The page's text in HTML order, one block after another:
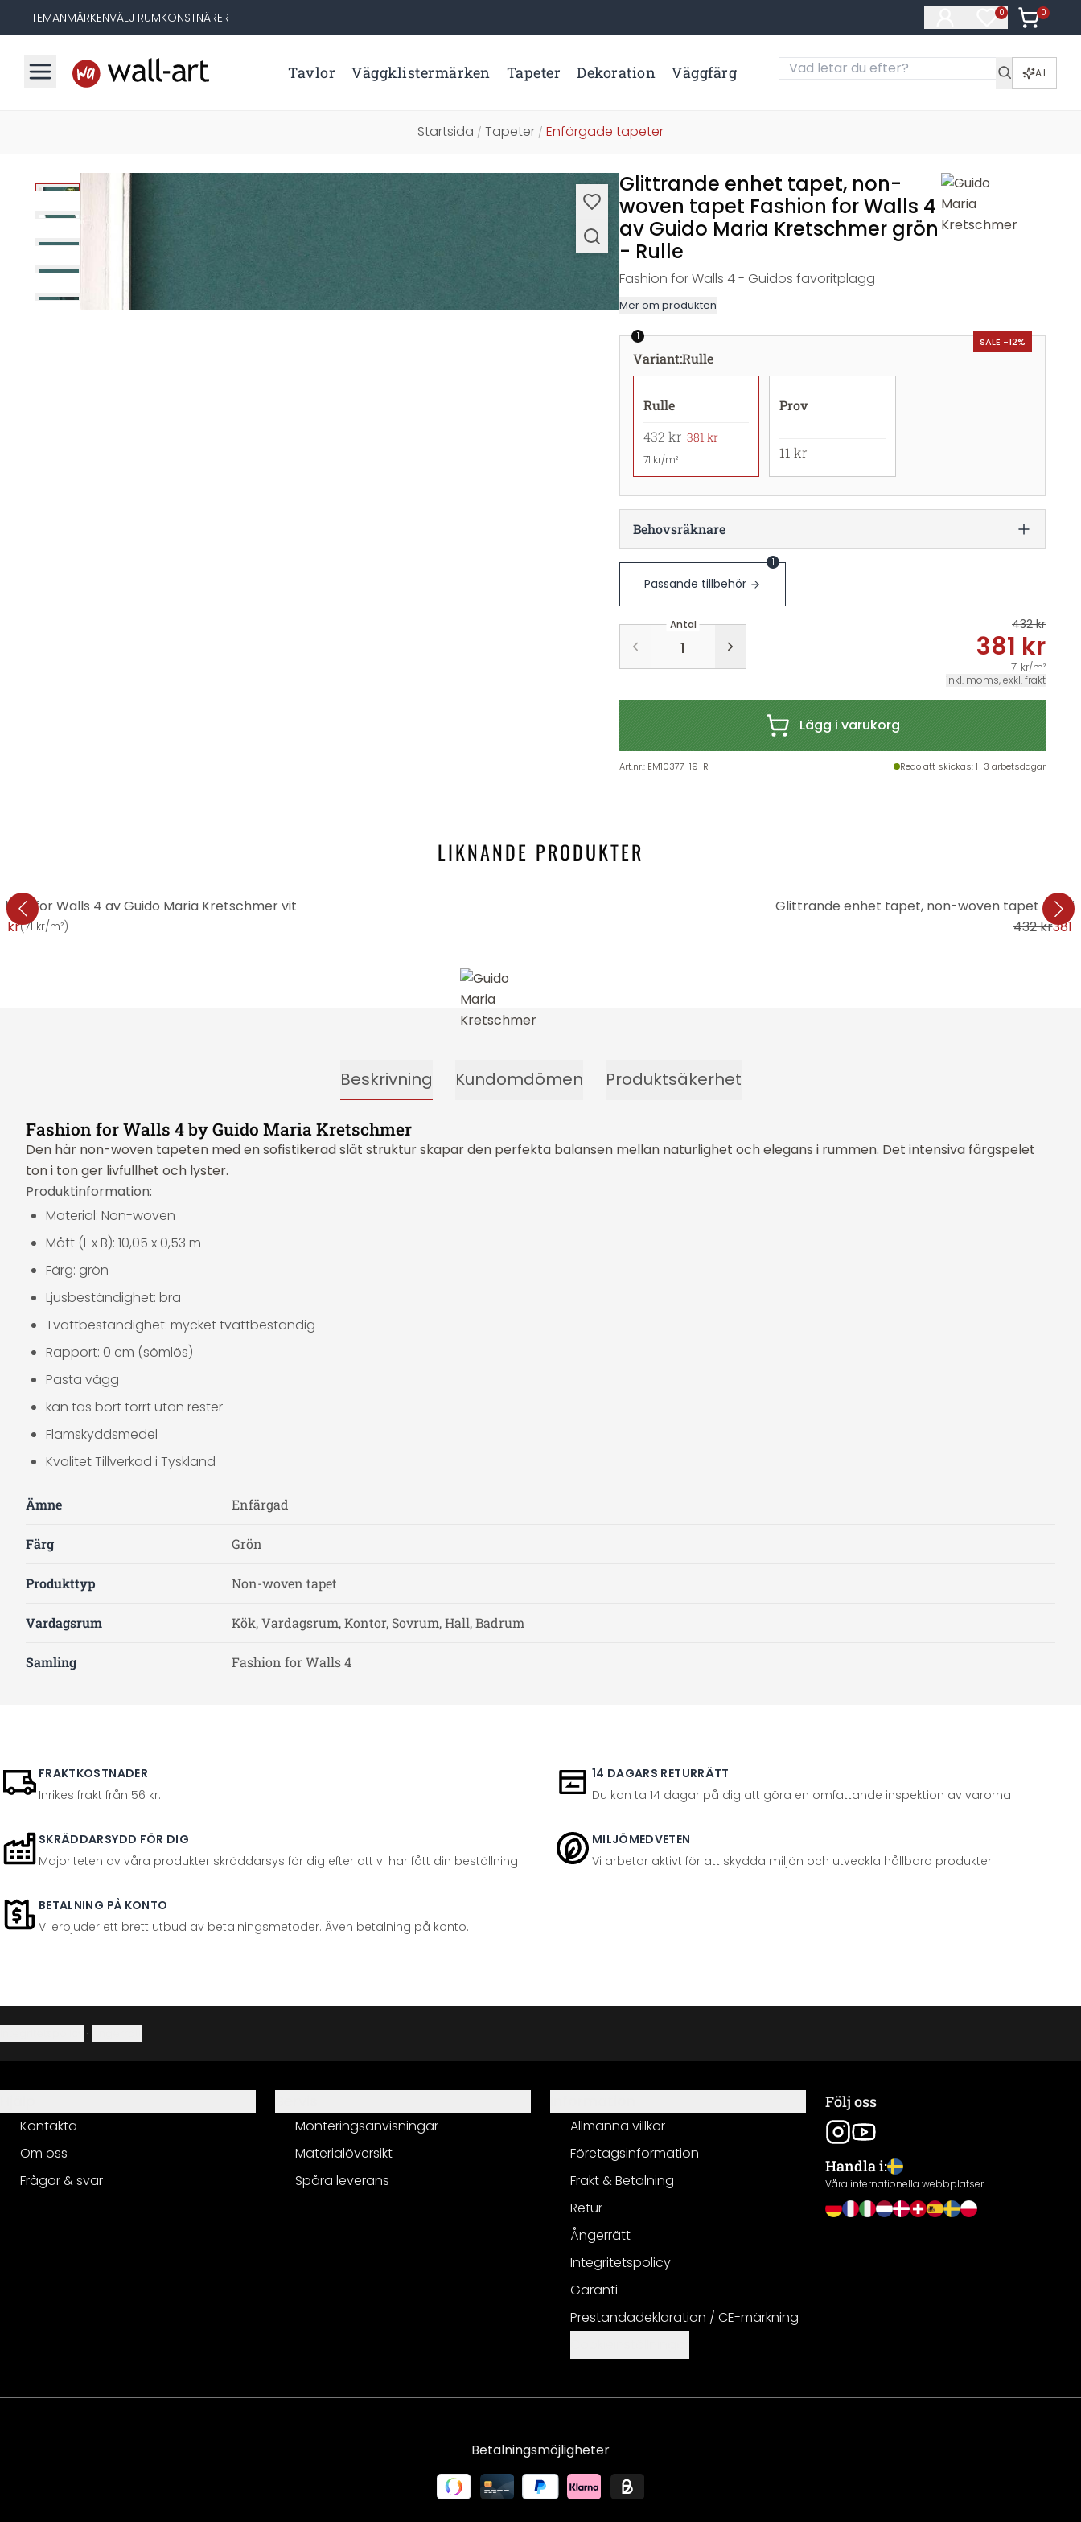
TEMANMÄRKENVÄLJ RUMKONSTNÄRER 0
Artiklar på
0
Artiklar i
Tavlor Väggklistermärken Tapeter Dekoration Väggfärg AI
Startsida / Tapeter / Enfärgade tapeter
Glittrande enhet tapet, non-
woven tapet Fashion for Walls 4
av Guido Maria Kretschmer grön
- Rulle
Fashion for Walls 4 - Guidos favoritplagg
Mer om produkten
SALE -12%
1
Variant:Rulle
Rulle
432 kr 381 kr
71 kr/m²
Prov
11 kr
Behovsräknare
Passande tillbehör
1
Antal 432 kr
381 kr
71 kr/m²
inkl. moms, exkl. frakt
Lägg i varukorg
Art.nr.: EM10377-19-R Redo att skickas: 1–3 arbetsdagar
LIKNANDE PRODUKTER
for Walls 4 av Guido Maria Kretschmer vit
kr(71 kr/m²)
Glittrande enhet tapet, non-woven tapet
432 kr381
Beskrivning Kundomdömen Produktsäkerhet
Fashion for Walls 4 by Guido Maria Kretschmer
Den här non-woven tapeten med en sofistikerad slät struktur skapar den perfekta balansen mellan naturlighet och elegans i rummen. Det intensiva färgspelet
ton i ton ger livfullhet och lyster.
Produktinformation:
Material: Non-woven
Mått (L x B): 10,05 x 0,53 m
Färg: grön
Ljusbeständighet: bra
Tvättbeständighet: mycket tvättbeständig
Rapport: 0 cm (sömlös)
Pasta vägg
kan tas bort torrt utan rester
Flamskyddsmedel
Kvalitet Tillverkad i Tyskland
Ämne Enfärgad
Färg Grön
Produkttyp Non-woven tapet
Vardagsrum Kök, Vardagsrum, Kontor, Sovrum, Hall, Badrum
Samling Fashion for Walls 4
FRAKTKOSTNADER
Inrikes frakt från 56 kr.
14 DAGARS RETURRÄTT
Du kan ta 14 dagar på dig att göra en omfattande inspektion av varorna
SKRÄDDARSYDD FÖR DIG
Majoriteten av våra produkter skräddarsys för dig efter att vi har fått din beställning
MILJÖMEDVETEN
Vi arbetar aktivt för att skydda miljön och utveckla hållbara produkter
BETALNING PÅ KONTO
Vi erbjuder ett brett utbud av betalningsmetoder. Även betalning på konto.
·
Kontakta
Om oss
Frågor & svar
Monteringsanvisningar
Materialöversikt
Spåra leverans
Allmänna villkor
Företagsinformation
Frakt & Betalning
Retur
Ångerrätt
Integritetspolicy
Garanti
Prestandadeklaration / CE-märkning
Följ oss
Handla i:
Våra internationella webbplatser
Betalningsmöjligheter